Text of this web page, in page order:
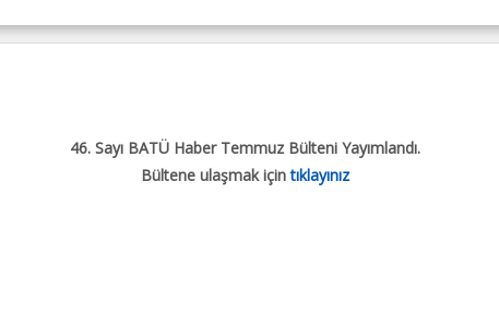
Yönergeler
46. Sayı BATÜ Haber Temmuz Bülteni Yayımlandı.
Bültene ulaşmak içintıklayınız